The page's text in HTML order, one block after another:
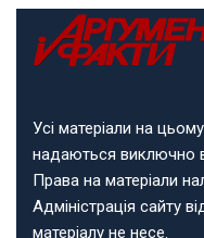
Усі матеріали на
надаються виключно
Права на матеріали
Адміністрація сайту
матеріалу не несе.